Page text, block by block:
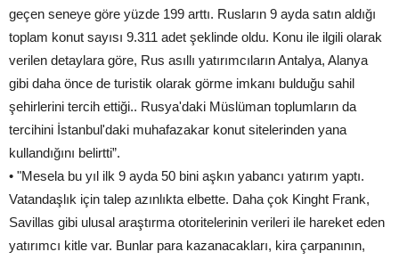
geçen seneye göre yüzde 199 arttı. Rusların 9 ayda satın aldığı
toplam konut sayısı 9.311 adet şeklinde oldu. Konu ile ilgili olarak
verilen detaylara göre, Rus asıllı yatırımcıların Antalya, Alanya
gibi daha önce de turistik olarak görme imkanı bulduğu sahil
şehirlerini tercih ettiği.. Rusya'daki Müslüman toplumların da
tercihini İstanbul'daki muhafazakar konut sitelerinden yana
kullandığını belirtti”.
• "Mesela bu yıl ilk 9 ayda 50 bini aşkın yabancı yatırım yaptı.
Vatandaşlık için talep azınlıkta elbette. Daha çok Kinght Frank,
Savillas gibi ulusal araştırma otoritelerinin verileri ile hareket eden
yatırımcı kitle var. Bunlar para kazanacakları, kira çarpanının,